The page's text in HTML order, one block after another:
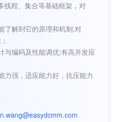
线程、集合等基础框架，对
了解到它的原理和机制;对
与编码及性能调优;有高并发应
力强，适应能力好，抗压能力